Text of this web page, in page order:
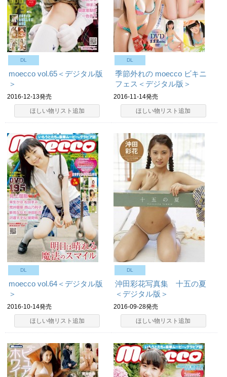
DL
moecco vol.65＜デジタル版
＞
2016-12-13発売
ほしい物リスト追加
DL
季節外れの moecco ビキニ
フェス＜デジタル版＞
2016-11-14発売
ほしい物リスト追加
DL
moecco vol.64＜デジタル版
＞
2016-10-14発売
ほしい物リスト追加
DL
沖田彩花写真集 十五の夏
＜デジタル版＞
2016-09-28発売
ほしい物リスト追加